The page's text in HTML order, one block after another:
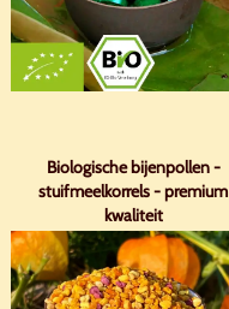
Biologische bijenpollen -
stuifmeelkorrels - premium
kwaliteit